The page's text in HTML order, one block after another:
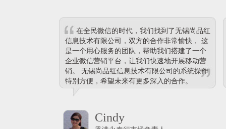
在全民微信的时代，我们找到了无锡尚品红
信息技术有限公司，双方的合作非常愉快， 这
是一个用心服务的团队，帮助我们搭建了一个
企业微信营销平台，让我们快速地开展移动营
销。 无锡尚品红信息技术有限公司的系统操作
特别方便，希望未来有更多深入的合作。
Cindy